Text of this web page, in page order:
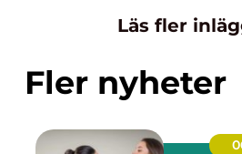
Läs fler
Fler nyheter